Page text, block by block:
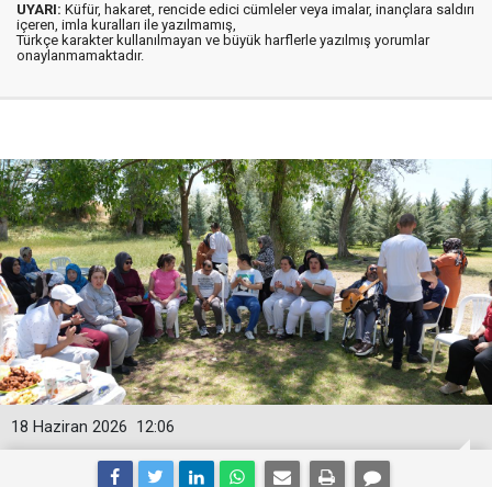
UYARI: Küfür, hakaret, rencide edici cümleler veya imalar, inançlara saldırı
içeren, imla kuralları ile yazılmamış,
Türkçe karakter kullanılmayan ve büyük harflerle yazılmış yorumlar
onaylanmamaktadır.
12:06
18 Haziran 2026